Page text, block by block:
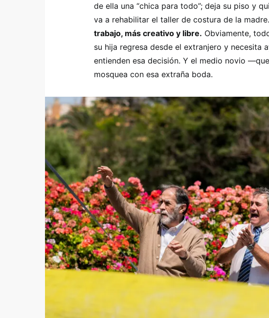
de ella una “chica para todo”; deja su piso y
va a rehabilitar el taller de costura de la
trabajo, más creativo y libre. Obviamente,
su hija regresa desde el extranjero y necesita
entienden esa decisión. Y el medio novio
mosquea con esa extraña boda.